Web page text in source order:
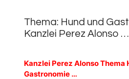
Thema: Hund und
Kanzlei Perez Alonso …
Kanzlei Perez Alonso Thema
Gastronomie …